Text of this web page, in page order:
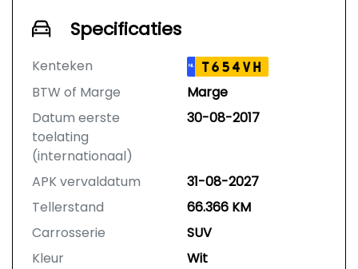
Specificaties
Kenteken NL T654VH
BTW of Marge
Marge
Datum eerste
toelating
(internationaal)
30-08-2017
APK vervaldatum
31-08-2027
Tellerstand
66.366 KM
Carrosserie
SUV
Kleur
Wit